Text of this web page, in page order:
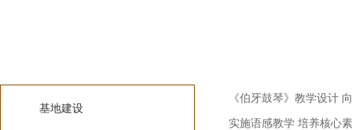
基地建设
《伯牙鼓琴》教学设计
实施语感教学 培养核心